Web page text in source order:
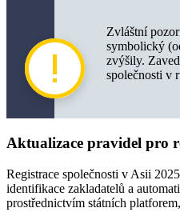
Zvláštní
symbolický
zvýšily.
společnosti v
Aktualizace pravidel pro
Registrace společnosti v Asii
identifikace zakladatelů a
prostřednictvím státních